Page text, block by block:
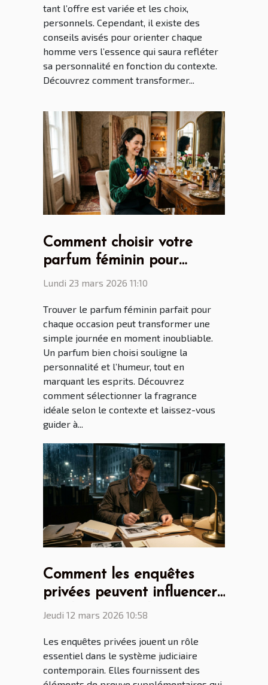
tant l’offre est variée et les choix,
personnels. Cependant, il existe des
conseils avisés pour orienter chaque
homme vers l’essence qui saura refléter
sa personnalité en fonction du contexte.
Découvrez comment transformer...
Comment choisir votre
parfum féminin pour
chaque occasion ?
Lundi 23 mars 2026 11:10
Trouver le parfum féminin parfait pour
chaque occasion peut transformer une
simple journée en moment inoubliable.
Un parfum bien choisi souligne la
personnalité et l’humeur, tout en
marquant les esprits. Découvrez
comment sélectionner la fragrance
idéale selon le contexte et laissez-vous
guider à...
Comment les enquêtes
privées peuvent influencer
les décisions judiciaires ?
Jeudi 12 mars 2026 10:58
Les enquêtes privées jouent un rôle
essentiel dans le système judiciaire
contemporain. Elles fournissent des